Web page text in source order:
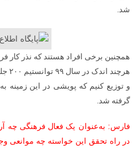
شد.
همچنین برخی افراد هستند که نذر کار
و توزیع کنیم که پویشی در این زمینه
گرفته شد.
فارس: به‌عنوان یک فعال فرهنگی چه
در راه تحقق این خواسته چه موانعی